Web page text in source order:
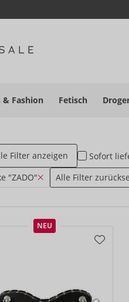
& Fashion Fetisch
Filter anzeigen Sofort
"ZADO"
Alle Filter
NEU